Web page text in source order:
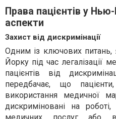
Права пацієнтів у
аспекти
Захист від дискримінації
Одним із ключових
Йорку під час легалізації
пацієнтів від
передбачає, що
використання медичної
дискриміновані на